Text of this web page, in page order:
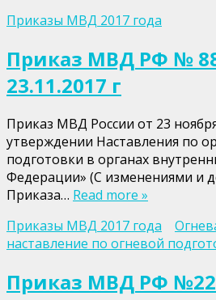
Приказы МВД 2017 года
Приказ МВД РФ №
23.11.2017 г
Приказ МВД России от 23
утверждении Наставления по
подготовки в органах
Федерации» (С изменениями и
Приказа… Read more »
Приказы МВД 2017 года
наставление по огневой
Приказ МВД РФ